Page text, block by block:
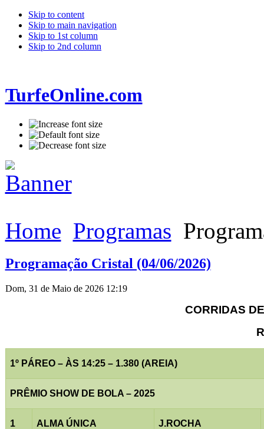
Skip to content
Skip to main navigation
Skip to 1st column
Skip to 2nd column
TurfeOnline.com
Home Programas
Programação Cristal (04/06/2026)
Dom, 31 de Maio de 2026 12:19
CORRIDAS
1º PÁREO – ÀS 14:25 – 1.380 (AREIA)
PRÊMIO SHOW DE BOLA – 2025
1 ALMA ÚNICA J.ROCHA